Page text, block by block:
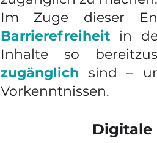
Im Zuge dieser
Barrierefreiheit in
Inhalte so
zugänglich sind –
Vorkenntnissen.
Digitale